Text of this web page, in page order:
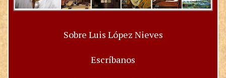
Sobre Luis López Nieves
Escríbanos